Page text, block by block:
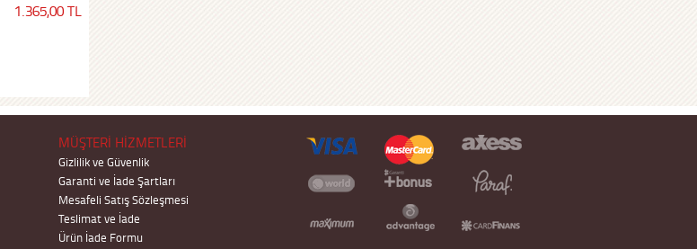
1.365,00 TL
MÜŞTERİ HİZMETLERİ
Gizlilik ve Güvenlik
Garanti ve İade Şartları
Mesafeli Satış Sözleşmesi
Teslimat ve İade
Ürün İade Formu